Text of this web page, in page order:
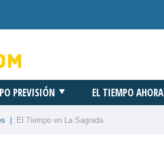
PREVISIÓN EL TIEMPO AHORA
El Tiempo en La Sagrada